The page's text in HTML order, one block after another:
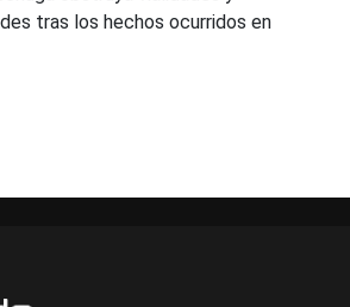
tras los hechos ocurridos en